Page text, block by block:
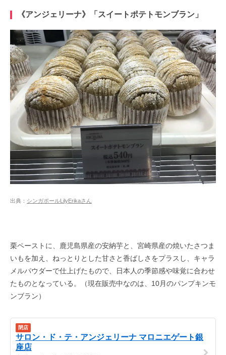
《アンジェリーナ》「スイートポテトモンブラン」
出典： シンガポールLilyErikaさん
栗ペーストに、鹿児島県産の安納芋と、宮崎県産の焼いたさつま
いもを加え、ねっとりとした甘さと香ばしさをプラスし、キャラ
メルパウダーで仕上げたもので、日本人の季節感や味覚に合わせ
たものとなっている。（現在販売中なのは、10月のパンプキンモ
ンブラン）